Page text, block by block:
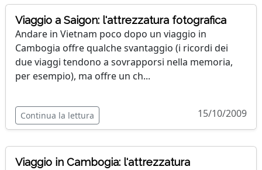
Viaggio a Saigon: l'attrezzatura fotografica
Andare in Vietnam poco dopo un viaggio in
Cambogia offre qualche svantaggio (i ricordi dei
due viaggi tendono a sovrapporsi nella memoria,
per esempio), ma offre un ch...
Continua la lettura 15/10/2009
Viaggio in Cambogia: l'attrezzatura